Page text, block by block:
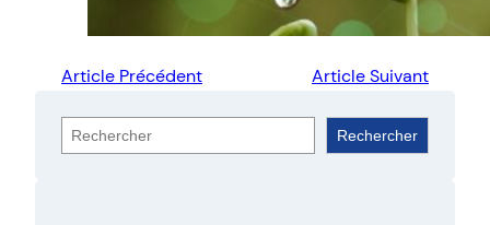
Article Précédent Article Suivant
e
Rechercher